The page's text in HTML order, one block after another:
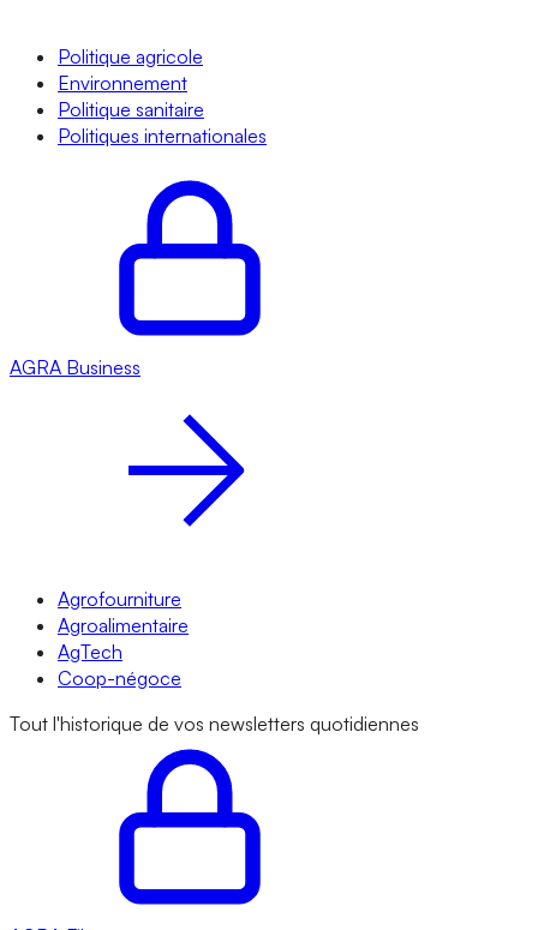
Politique agricole
Environnement
Politique sanitaire
Politiques internationales
AGRA Business
Agrofourniture
Agroalimentaire
AgTech
Coop-négoce
Tout l'historique de vos newsletters quotidiennes